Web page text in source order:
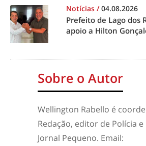
Notícias /04.08.2026
Prefeito de Lago dos
apoio a Hilton
Sobre o Autor
Wellington Rabello é
Redação, editor de Polícia e
Jornal Pequeno. Email: